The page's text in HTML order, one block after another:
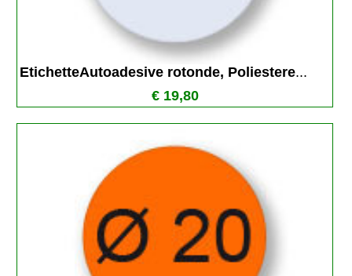
EtichetteAutoadesive rotonde, Poliestere...
€ 19,80